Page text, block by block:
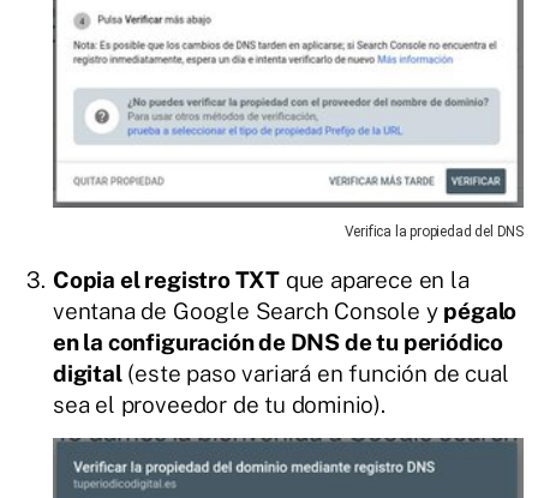
Verifica la propiedad del DNS
Copia el registro TXT que aparece en la
ventana de Google Search Console y pégalo
en la configuración de DNS de tu periódico
digital(este paso variará en función de cual
sea el proveedor de tu dominio).